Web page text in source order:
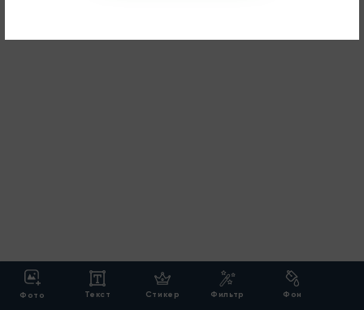
Фото Текст Стикер Фильтр Фон